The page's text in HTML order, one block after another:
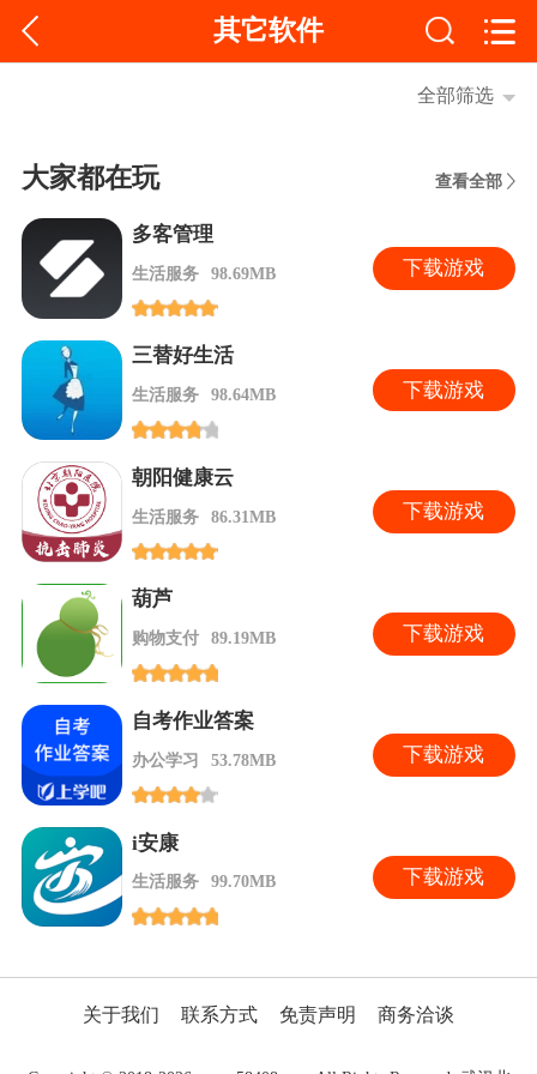
其它软件
全部筛选
大家都在玩 查看全部
多客管理
生活服务 98.69MB 下载游戏
三替好生活
生活服务 98.64MB 下载游戏
朝阳健康云
生活服务 86.31MB 下载游戏
葫芦
购物支付 89.19MB 下载游戏
自考作业答案
办公学习 53.78MB 下载游戏
i安康
生活服务 99.70MB 下载游戏
关于我们 联系方式 免责声明 商务洽谈